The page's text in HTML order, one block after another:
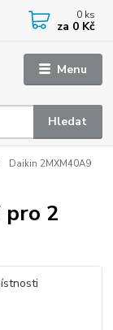
Menu
Hledat
0 ks
za 0 Kč
Daikin 2MXM40A9
2